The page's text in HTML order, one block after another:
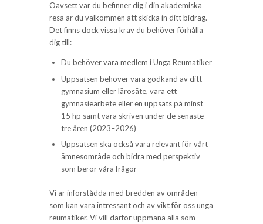
Oavsett var du befinner dig i din akademiska
resa är du välkommen att skicka in ditt bidrag.
Det finns dock vissa krav du behöver förhålla
dig till:
Du behöver vara medlem i Unga Reumatiker
Uppsatsen behöver vara godkänd av ditt
gymnasium eller lärosäte, vara ett
gymnasiearbete eller en uppsats på minst
15 hp samt vara skriven under de senaste
tre åren (2023–2026)
Uppsatsen ska också vara relevant för vårt
ämnesområde och bidra med perspektiv
som berör våra frågor
Vi är införstådda med bredden av områden
som kan vara intressant och av vikt för oss unga
reumatiker. Vi vill därför uppmana alla som